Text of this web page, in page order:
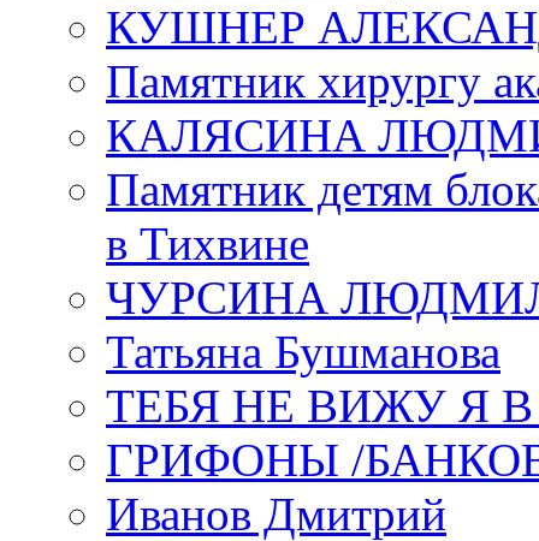
КУШНЕР
Памятник хирургу
КАЛЯСИНА
Памятник детям
в Тихвине
ЧУРСИНА
Татьяна Бушманова
ТЕБЯ НЕ ВИЖУ Я
ГРИФОНЫ /
Иванов Дмитрий